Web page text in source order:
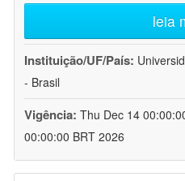
leia
Instituição/UF/País:
- Brasil
Vigência: Thu Dec 14
00:00:00 BRT 2026